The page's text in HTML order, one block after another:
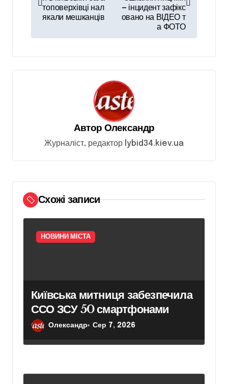
в
г
а
ц
п
с
і
в
топоверхівці нал
якали мешканців
— інцидент зафікс
овано на ВІДЕО т
а ФОТО
Автор Олександр
Журналіст, редактор lybid34.kiev.ua
Схожі записи
НОВИНИ МІСТА
Київська митниця забезпечила
ССО ЗСУ 50 смартфонами
Олександр Сер 7, 2026